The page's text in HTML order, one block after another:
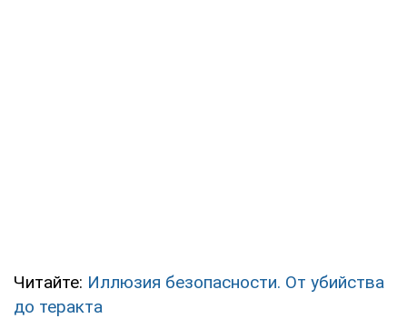
Читайте: Иллюзия безопасности. От убийства
до теракта